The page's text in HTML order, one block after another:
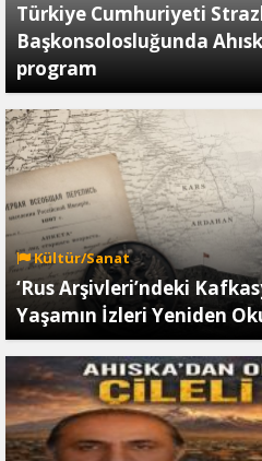
Türkiye Cumhuriyeti
Başkonsolosluğunda
program
Kültür/Sanat
‘Rus Arşivleri’ndeki
Yaşamın İzleri Yeniden